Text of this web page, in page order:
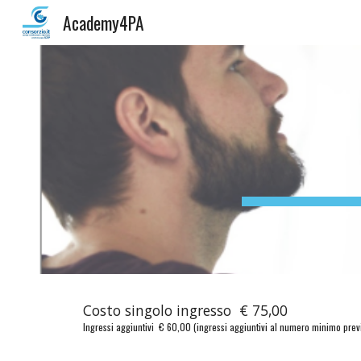
Academy4PA
Costo singolo ingresso  € 75,00
Ingressi aggiuntivi  € 60,00 (ingressi aggiuntivi al numero minimo